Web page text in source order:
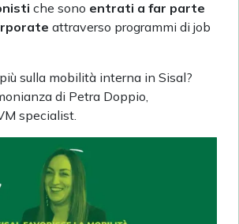
che sono entrati a far parte
attraverso programmi di job
sulla mobilità interna in Sisal?
di Petra Doppio,
specialist.